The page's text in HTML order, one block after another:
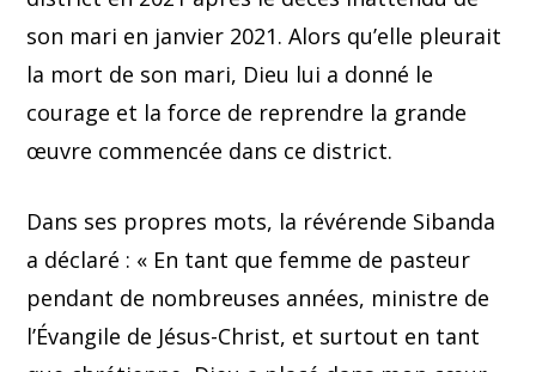
son mari en janvier 2021. Alors qu’elle pleurait
la mort de son mari, Dieu lui a donné le
courage et la force de reprendre la grande
œuvre commencée dans ce district.
Dans ses propres mots, la révérende Sibanda
a déclaré : « En tant que femme de pasteur
pendant de nombreuses années, ministre de
l’Évangile de Jésus-Christ, et surtout en tant